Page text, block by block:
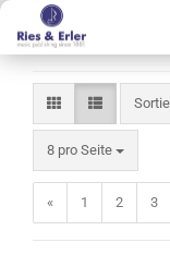
8 pro Seite
« 1 2 3